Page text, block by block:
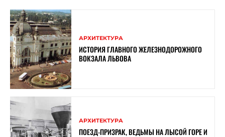
АРХИТЕКТУРА
ИСТОРИЯ ГЛАВНОГО ЖЕЛЕЗНОДОРОЖНОГО
ВОКЗАЛА ЛЬВОВА
АРХИТЕКТУРА
ПОЕЗД-ПРИЗРАК, ВЕДЬМЫ НА ЛЫСОЙ ГОРЕ И